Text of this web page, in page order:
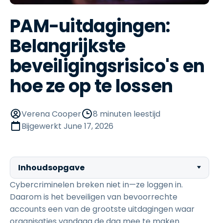
PAM-uitdagingen:
Belangrijkste
beveiligingsrisico's en
hoe ze op te lossen
Verena Cooper
8 minuten leestijd
Bijgewerkt June 17, 2026
Inhoudsopgave
Cybercriminelen breken niet in—ze loggen in.
Daarom is het beveiligen van bevoorrechte
accounts een van de grootste uitdagingen waar